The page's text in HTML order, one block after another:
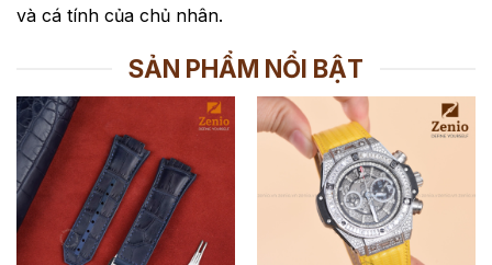
và cá tính của chủ nhân.
SẢN PHẨM NỔI BẬT